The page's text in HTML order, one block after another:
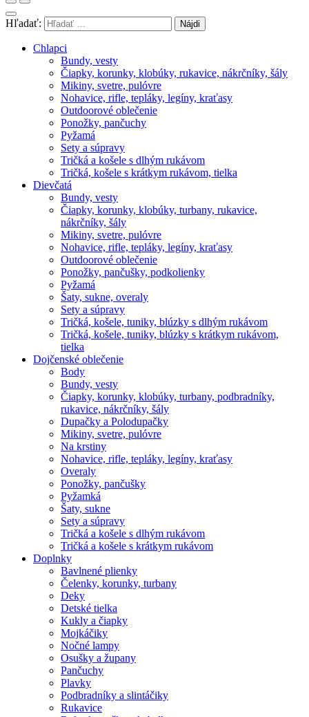
Hľadať:
Chlapci
Bundy, vesty
Čiapky, korunky, klobúky, rukavice, nákrčníky, šály
Mikiny, svetre, pulóvre
Nohavice, rifle, tepláky, legíny, kraťasy
Outdoorové oblečenie
Ponožky, pančuchy
Pyžamá
Sety a súpravy
Tričká a košele s dlhým rukávom
Tričká, košele s krátkym rukávom, tielka
Dievčatá
Bundy, vesty
Čiapky, korunky, klobúky, turbany, rukavice,
nákrčníky, šály
Mikiny, svetre, pulóvre
Nohavice, rifle, tepláky, legíny, kraťasy
Outdoorové oblečenie
Ponožky, pančušky, podkolienky
Pyžamá
Šaty, sukne, overaly
Sety a súpravy
Tričká, košele, tuniky, blúzky s dlhým rukávom
Tričká, košele, tuniky, blúzky s krátkym rukávom,
tielka
Dojčenské oblečenie
Body
Bundy, vesty
Čiapky, korunky, klobúky, turbany, podbradníky,
rukavice, nákrčníky, šály
Dupačky a Polodupačky
Mikiny, svetre, pulóvre
Na krstiny
Nohavice, rifle, tepláky, legíny, kraťasy
Overaly
Ponožky, pančušky
Pyžamká
Šaty, sukne
Sety a súpravy
Tričká a košele s dlhým rukávom
Tričká a košele s krátkym rukávom
Doplnky
Bavlnené plienky
Čelenky, korunky, turbany
Deky
Detské tielka
Kukly a čiapky
Mojkáčiky
Nočné lampy
Osušky a župany
Pančuchy
Plavky
Podbradníky a slintáčiky
Rukavice